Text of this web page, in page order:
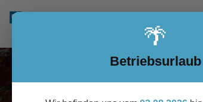
🌴
Betriebsurlaub